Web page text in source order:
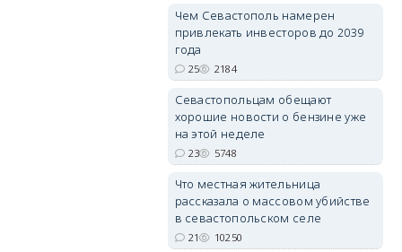
Чем Севастополь намерен
привлекать инвесторов до 2039
года
25 2184
Севастопольцам обещают
хорошие новости о бензине уже
на этой неделе
23 5748
Что местная жительница
рассказала о массовом убийстве
в севастопольском селе
21 10250